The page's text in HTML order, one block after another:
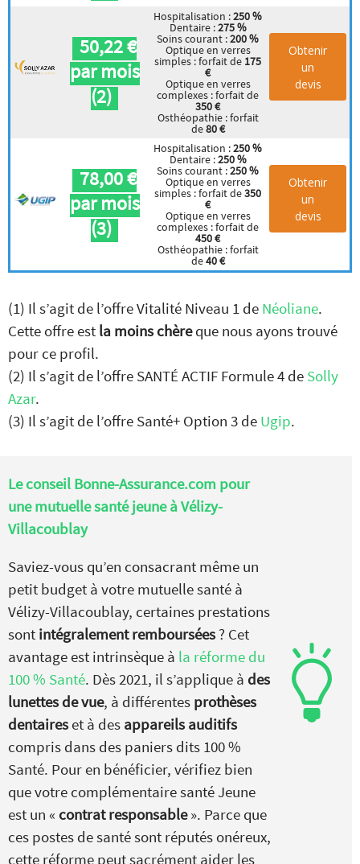
50,22 €
par mois
(2)
Hospitalisation :250 %
Dentaire :275 %
Soins courant :200 %
Optique en verres
simples : forfait de 175
€
Optique en verres
complexes : forfait de
350 €
Osthéopathie : forfait
de80 €
Obtenir
un
devis
78,00 €
par mois
(3)
Hospitalisation :250 %
Dentaire :250 %
Soins courant :250 %
Optique en verres
simples : forfait de350
€
Optique en verres
complexes : forfait de
450 €
Osthéopathie : forfait
de40 €
Obtenir
un
devis
(1) Il s’agit de l’offre Vitalité Niveau 1 de Néoliane.
Cette offre est la moins chèreque nous ayons trouvé
pour ce profil.
(2) Il s’agit de l’offre SANTÉ ACTIF Formule 4 de Solly
Azar.
(3) Il s’agit de l’offre Santé+ Option 3 de Ugip.
Le conseil Bonne-Assurance.com pour
une mutuelle santé jeune à Vélizy-
Villacoublay
Saviez-vous qu’en consacrant même un
petit budget à votre mutuelle santé à
Vélizy-Villacoublay, certaines prestations
sont intégralement remboursées ? Cet
avantage est intrinsèque à la réforme du
100 % Santé. Dès 2021, il s’applique à des
lunettes de vue, à différentes prothèses
dentaires et à des appareils auditifs
compris dans des paniers dits 100 %
Santé. Pour en bénéficier, vérifiez bien
que votre complémentaire santé Jeune
est un « contrat responsable». Parce que
ces postes de santé sont réputés onéreux,
cette réforme peut sacrément aider les